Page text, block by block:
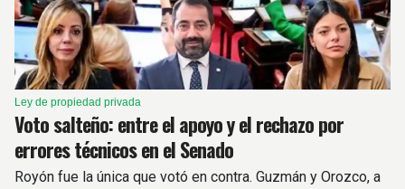
Ley de propiedad privada
Voto salteño: entre el apoyo y el rechazo por
errores técnicos en el Senado
Royón fue la única que votó en contra. Guzmán y Orozco, a